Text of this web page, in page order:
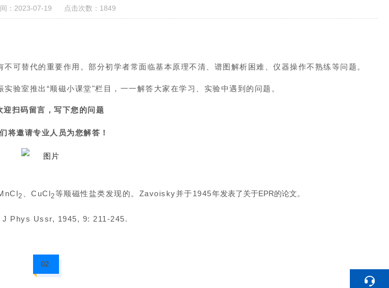
间：2023-07-19 点击次数：1849
可替代的重要作用。部分初学者常面临基本原理不清、谱图解析困难、仪器操作不熟练等问题。
验室推出“顺磁小课堂"栏目，一一解答大家在学习、实验中遇到的问题。
迎扫码留言，写下您的问题
将邀请专业人员为您解答！
2 、CuCl2等顺磁性盐类发现的。Zavoisky并于1945年发表了关于EPR的论文。
Phys Ussr, 1945, 9: 211-245.
02